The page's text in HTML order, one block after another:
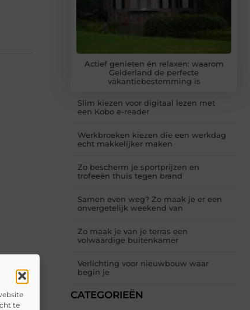
te
Actief genieten én relaxen: waarom
Gelderland de perfecte
vakantiebestemming is
Slim kiezen voor digitaal lezen met
een Kobo e-reader
Werkbroeken kiezen die een werkdag
echt makkelijker maken
Zo bescherm je sportprijzen en
trofeeën thuis tegen brand
Samen even weg? Zo maak je er een
onvergetelijk weekend van
Zo maak je van je terras een
volwaardige buitenkamer
Verlichting voor nieuwbouw waar
begin je
CATEGORIEËN